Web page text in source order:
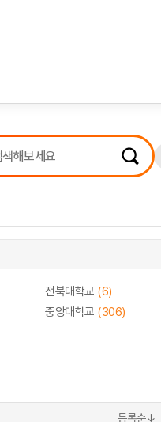
전북대학교 (6)
중앙대학교 (306)
등록순↓